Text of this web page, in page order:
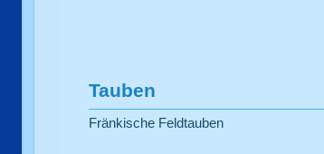
Tauben
Fränkische Feldtauben